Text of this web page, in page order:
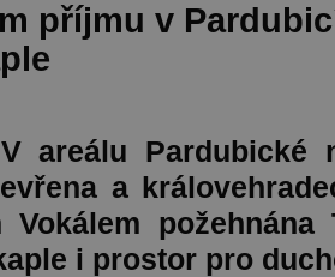
příjmu v
areálu Pardubické
a
Vokálem požehnána
i prostor pro